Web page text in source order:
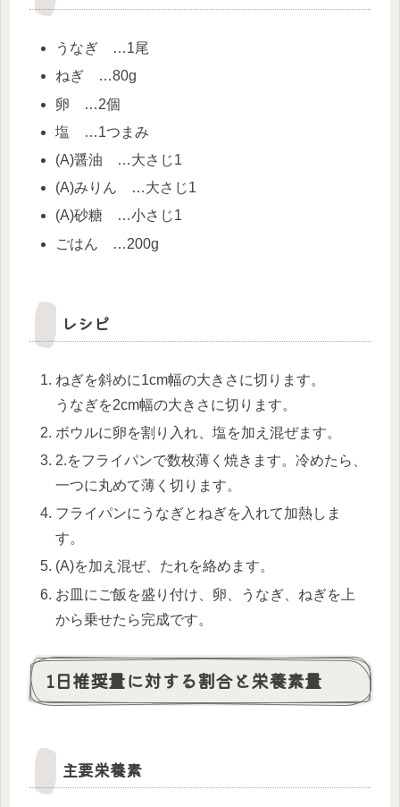
うなぎ …1尾
ねぎ …80g
卵 …2個
塩 …1つまみ
(A)醤油 …大さじ1
(A)みりん …大さじ1
(A)砂糖 …小さじ1
ごはん …200g
レシピ
ねぎを斜めに1cm幅の大きさに切ります。
うなぎを2cm幅の大きさに切ります。
ボウルに卵を割り入れ、塩を加え混ぜます。
2.をフライパンで数枚薄く焼きます。冷めたら、
一つに丸めて薄く切ります。
フライパンにうなぎとねぎを入れて加熱しま
す。
(A)を加え混ぜ、たれを絡めます。
お皿にご飯を盛り付け、卵、うなぎ、ねぎを上
から乗せたら完成です。
1日推奨量に対する割合と栄養素量
主要栄養素